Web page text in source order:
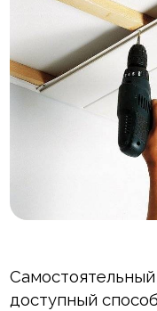
Внутренняя
Вагонка ПВХ
Вагонка потолочная
Листовые панели
Напольные
доступный